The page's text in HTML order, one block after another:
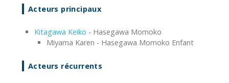
Acteurs principaux
Kitagawa Keiko - Hasegawa Momoko
Miyama Karen - Hasegawa Momoko Enfant
Acteurs récurrents